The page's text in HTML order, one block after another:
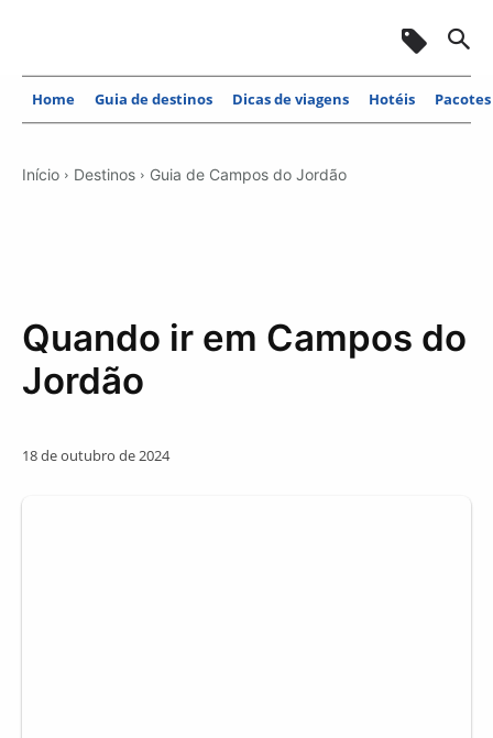
Home Guia de destinos Dicas de viagens Hotéis Pacotes
Início Destinos Guia de Campos do Jordão
Quando ir em Campos do
Jordão
18 de outubro de 2024